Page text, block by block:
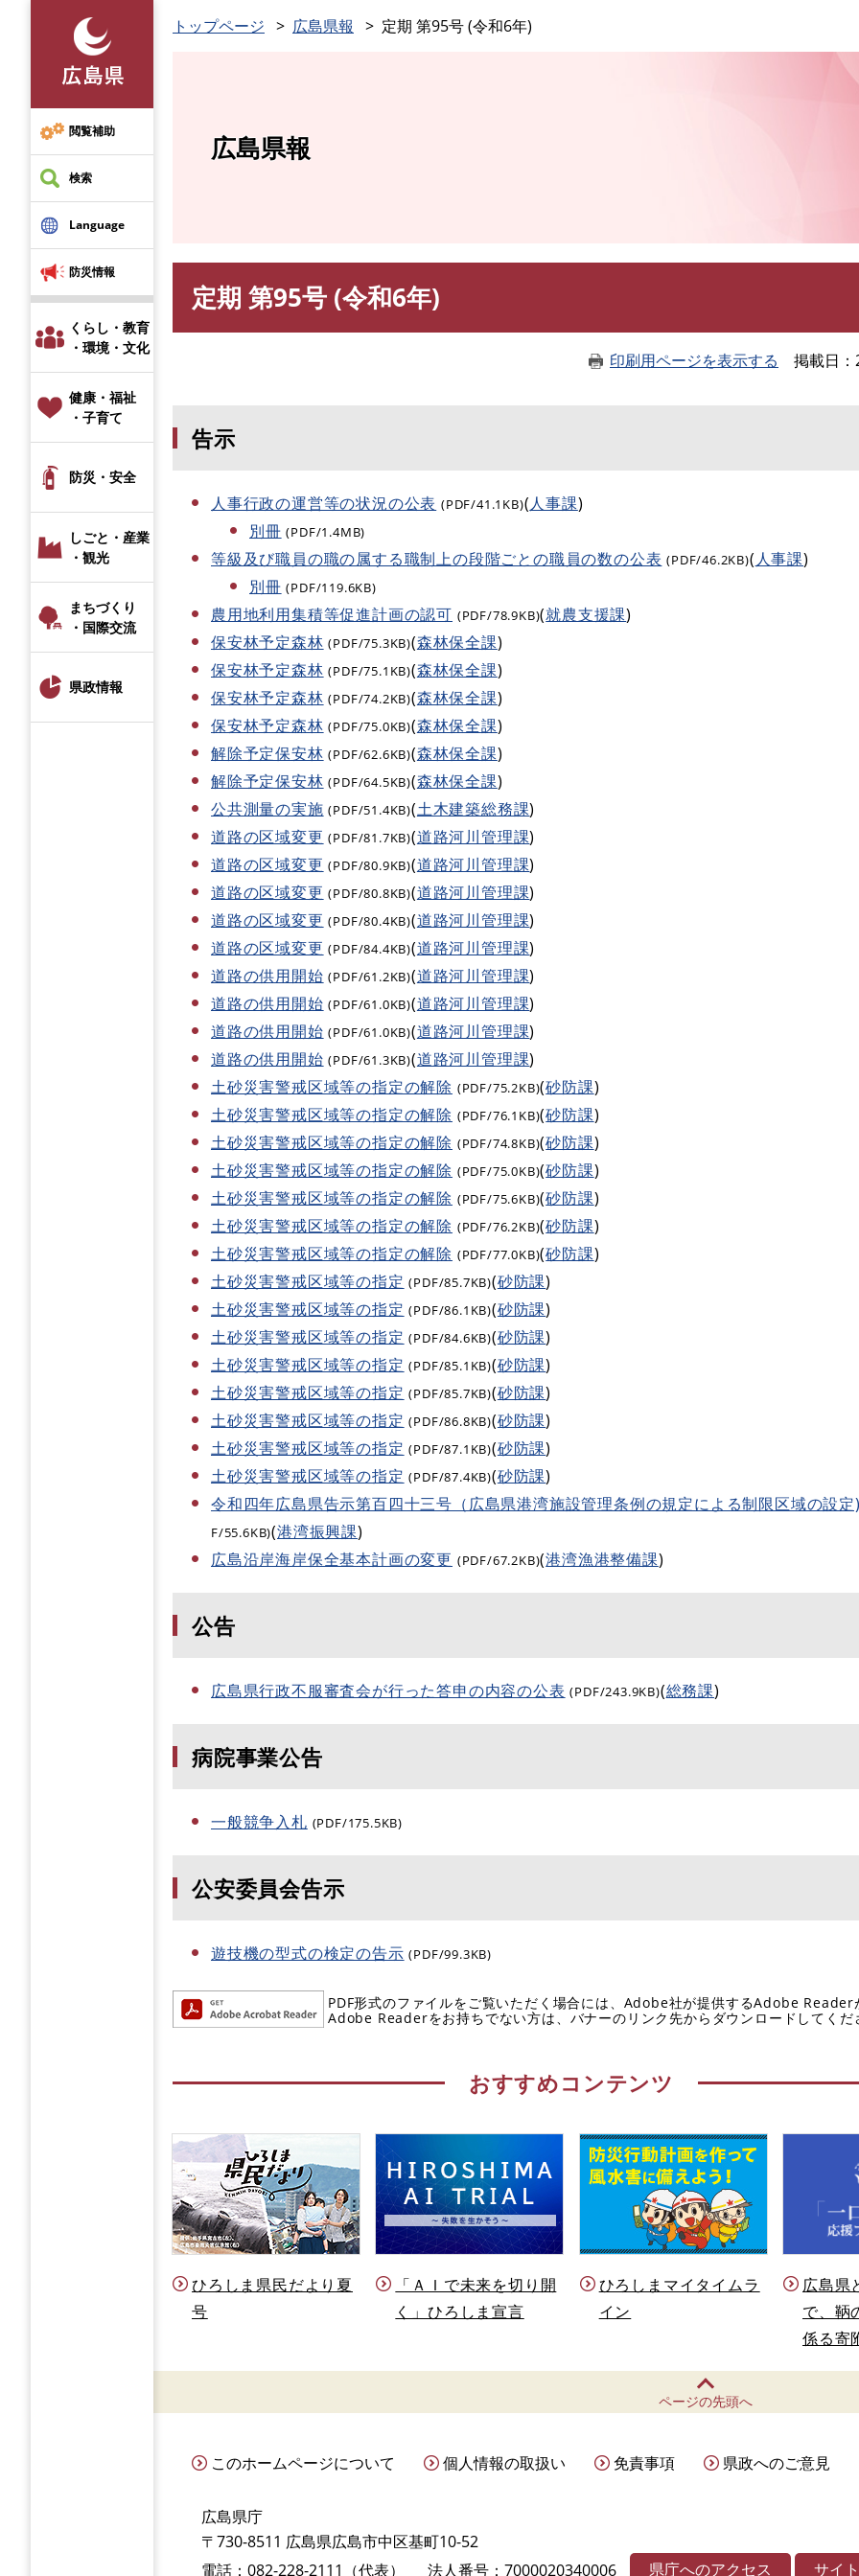
先
頭
で
す
閲覧補助
検索
Language
防災情報
くらし・教育
・環境・文化
健康・福祉
・子育て
防災・安全
しごと・産業
・観光
まちづくり
・国際交流
県政情報
トップページ 広島県報 定期 第95号 (令和6年)
広島県報
定期 第95号 (令和6年)
印刷用ページを表示する 掲載日
告示
人事行政の運営等の状況の公表 (PDF/41.1KB)(人事課)
別冊 (PDF/1.4MB)
等級及び職員の職の属する職制上の段階ごとの職員の数の公表 (PDF/46.2KB)(人事課)
別冊 (PDF/119.6KB)
農用地利用集積等促進計画の認可 (PDF/78.9KB)(就農支援課)
保安林予定森林 (PDF/75.3KB)(森林保全課)
保安林予定森林 (PDF/75.1KB)(森林保全課)
保安林予定森林 (PDF/74.2KB)(森林保全課)
保安林予定森林 (PDF/75.0KB)(森林保全課)
解除予定保安林 (PDF/62.6KB)(森林保全課)
解除予定保安林 (PDF/64.5KB)(森林保全課)
公共測量の実施 (PDF/51.4KB)(土木建築総務課)
道路の区域変更 (PDF/81.7KB)(道路河川管理課)
道路の区域変更 (PDF/80.9KB)(道路河川管理課)
道路の区域変更 (PDF/80.8KB)(道路河川管理課)
道路の区域変更 (PDF/80.4KB)(道路河川管理課)
道路の区域変更 (PDF/84.4KB)(道路河川管理課)
道路の供用開始 (PDF/61.2KB)(道路河川管理課)
道路の供用開始 (PDF/61.0KB)(道路河川管理課)
道路の供用開始 (PDF/61.0KB)(道路河川管理課)
道路の供用開始 (PDF/61.3KB)(道路河川管理課)
土砂災害警戒区域等の指定の解除 (PDF/75.2KB)(砂防課)
土砂災害警戒区域等の指定の解除 (PDF/76.1KB)(砂防課)
土砂災害警戒区域等の指定の解除 (PDF/74.8KB)(砂防課)
土砂災害警戒区域等の指定の解除 (PDF/75.0KB)(砂防課)
土砂災害警戒区域等の指定の解除 (PDF/75.6KB)(砂防課)
土砂災害警戒区域等の指定の解除 (PDF/76.2KB)(砂防課)
土砂災害警戒区域等の指定の解除 (PDF/77.0KB)(砂防課)
土砂災害警戒区域等の指定 (PDF/85.7KB)(砂防課)
土砂災害警戒区域等の指定 (PDF/86.1KB)(砂防課)
土砂災害警戒区域等の指定 (PDF/84.6KB)(砂防課)
土砂災害警戒区域等の指定 (PDF/85.1KB)(砂防課)
土砂災害警戒区域等の指定 (PDF/85.7KB)(砂防課)
土砂災害警戒区域等の指定 (PDF/86.8KB)(砂防課)
土砂災害警戒区域等の指定 (PDF/87.1KB)(砂防課)
土砂災害警戒区域等の指定 (PDF/87.4KB)(砂防課)
令和四年広島県告示第百四十三号（広島県港湾施設管理条例の規定による制限区域の設
F/55.6KB)(港湾振興課)
広島沿岸海岸保全基本計画の変更 (PDF/67.2KB)(港湾漁港整備課)
公告
広島県行政不服審査会が行った答申の内容の公表 (PDF/243.9KB)(総務課)
病院事業公告
一般競争入札 (PDF/175.5KB)
公安委員会告示
遊技機の型式の検定の告示 (PDF/99.3KB)
PDF形式のファイルをご覧いただく場合には、Adobe社が提供するAdobe Reader
Adobe Readerをお持ちでない方は、バナーのリンク先からダウンロードしてくだ
おすすめコンテンツ
ひろしま県民だより夏
号
「ＡＩで未来を切り開
く」ひろしま宣言
ひろしまマイタイムラ
イン
広島県
で、鞆
係る寄
ページの先頭へ
このホームページについて 個人情報の取扱い 免責事項 県政へのご意見
広島県庁
〒730-8511 広島県広島市中区基町10-52
電話：082-228-2111（代表）
法人番号：7000020340006 県庁へのアクセス サイ